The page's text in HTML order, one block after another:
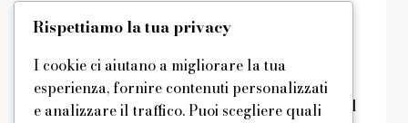
Di domus 29/08/2019
A special offer for those who want to
celebrate a birthday at the beach – if you
love the sound of the sea, the live music and
Rispettiamo la tua privacy
I cookie ci aiutano a migliorare la tua
esperienza, fornire contenuti personalizzati
e analizzare il traffico. Puoi scegliere quali